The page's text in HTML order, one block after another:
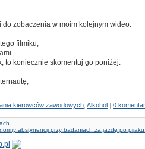
do zobaczenia w moim kolejnym wideo.
filmiku,
to koniecznie skomentuj go poniżej.
kierowców zawodowych, Alkohol 0
abstynencji przy badaniach za jazdę po